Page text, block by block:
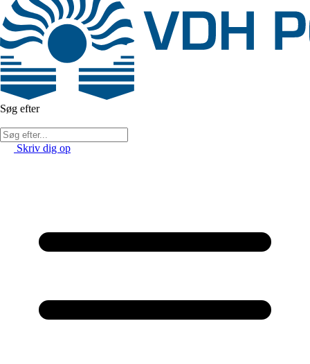
Søg efter
Skriv dig op